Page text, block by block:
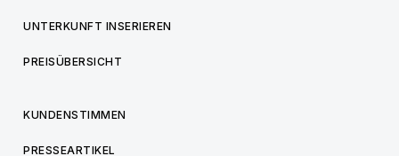
UNTERKUNFT INSERIEREN
PREISÜBERSICHT
KUNDENSTIMMEN
PRESSEARTIKEL